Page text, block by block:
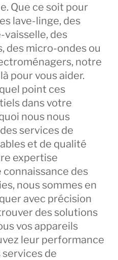
Que ce soit pour
lave-linge, des
vaisselle, des
des micro-ondes ou
notre
pour vous aider.
point ces
dans votre
nous nous
services de
et de qualité
expertise
des
nous sommes en
avec précision
des solutions
vos appareils
leur performance
de